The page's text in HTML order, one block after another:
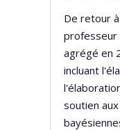
De retour
professeur
agrégé en
incluant
soutien